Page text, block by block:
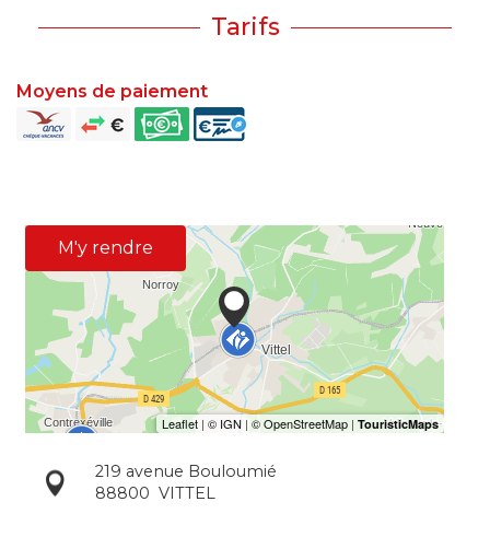
Tarifs
Moyens de paiement
M'y rendre
219 avenue Bouloumié
88800 VITTEL